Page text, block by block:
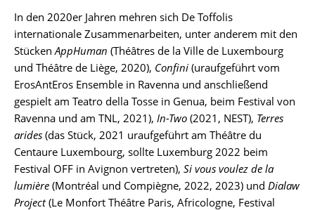
In den 2020er Jahren mehren sich De Toffolis
internationale Zusammenarbeiten, unter anderem mit den
StückenAppHuman (Théâtres de la Ville de Luxembourg
und Théâtre de Liège, 2020), Confini (uraufgeführt vom
ErosAntEros Ensemble in Ravenna und anschließend
gespielt am Teatro della Tosse in Genua, beim Festival von
Ravenna und am TNL, 2021), In-Two (2021, NEST), Terres
arides (das Stück, 2021 uraufgeführt am Théâtre du
Centaure Luxembourg, sollte Luxemburg 2022 beim
Festival OFF in Avignon vertreten), Si vous voulez de la
lumière (Montréal und Compiègne, 2022, 2023) und Dialaw
Project(Le Monfort Théâtre Paris, Africologne, Festival